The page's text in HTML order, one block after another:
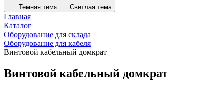
Темная тема Светлая тема
Главная
Каталог
Оборудование для склада
Оборудование для кабеля
Винтовой кабельный домкрат
Винтовой кабельный домкрат